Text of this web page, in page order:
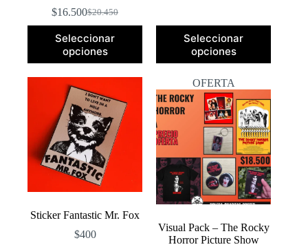
$20.450
El
original
era:
$20.450.
$16.500El
actual
es:
$16.500.
Seleccionar
opciones
desde
$17.300
Seleccionar
opciones
producto
tiene
variantes.
Las
opciones
se
pueden
elegir
en
la
página
de
producto
Sticker Fantastic Mr. Fox
$400
OFERTA
Visual Pack – The Rocky
Horror Picture Show